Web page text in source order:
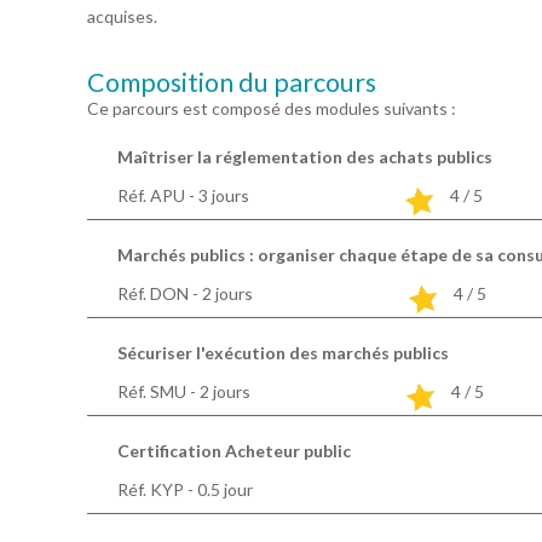
acquises.
Composition du parcours
Ce parcours est composé des modules suivants :
Maîtriser la réglementation des achats publics
Réf. APU - 3 jours 4 / 5
Marchés publics : organiser chaque étape de sa
Réf. DON - 2 jours 4 / 5
Sécuriser l'exécution des marchés publics
Réf. SMU - 2 jours 4 / 5
Certification Acheteur public
Réf. KYP - 0.5 jour